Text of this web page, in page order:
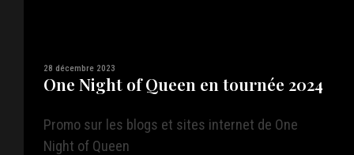
28 décembre 2023
One Night of Queen en tournée 2024
Promo sur les blogs et sites internet de One
Night of Queen